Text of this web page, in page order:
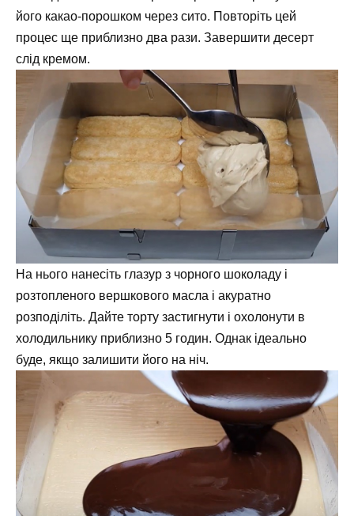
його какао-порошком через сито. Повторіть цей
процес ще приблизно два рази. Завершити десерт
слід кремом.
На нього нанесіть глазур з чорного шоколаду і
розтопленого вершкового масла і акуратно
розподіліть. Дайте торту застигнути і охолонути в
холодильнику приблизно 5 годин. Однак ідеально
буде, якщо залишити його на ніч.